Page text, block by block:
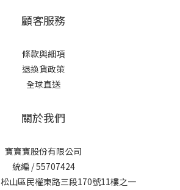
顧客服務
條款與細項
退換貨政策
全球直送
關於我們
寶寶寶股份有限公司
統編 / 55707424
山區民權東路三段170號11樓之一